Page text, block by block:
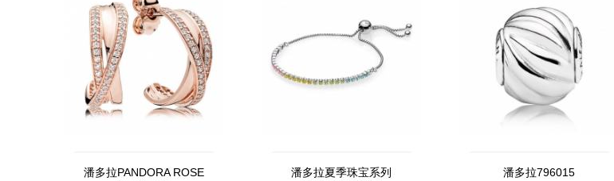
潘多拉PANDORA ROSE
潘多拉夏季珠宝系列
潘多拉796015